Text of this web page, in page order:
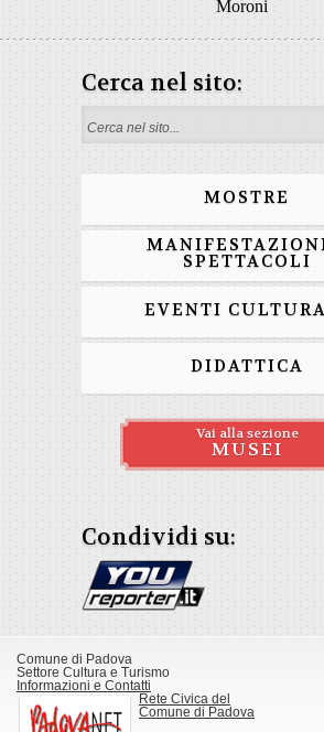
Moroni
Cerca nel sito:
Form di ricerca
MOSTRE
SPETTACOLI
EVENTI
DIDATTICA
Vai alla sezione
MUSEI
Condividi su:
Comune di Padova
Settore Cultura e Turismo
Informazioni e Contatti
Rete Civica del
Comune di Padova